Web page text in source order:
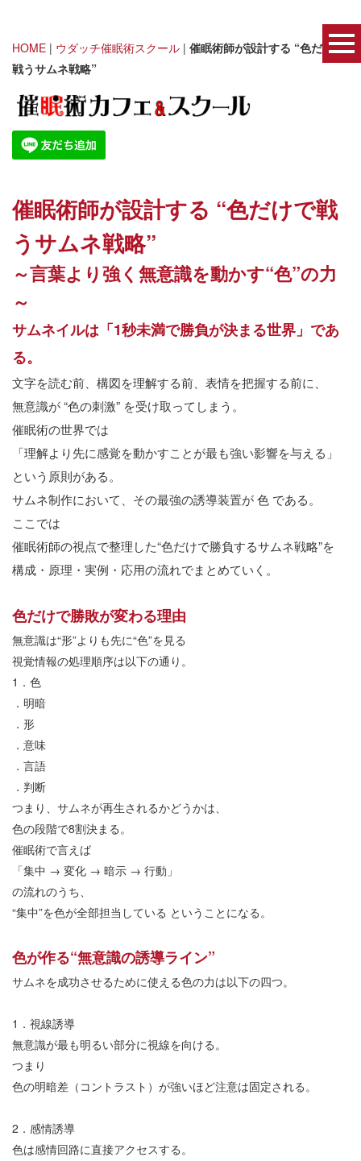
HOME | ウダッチ催眠術スクール | 催眠術師が設計する “色だけで
戦うサムネ戦略”
催眠術師が設計する “色だけで戦
うサムネ戦略”
～言葉より強く無意識を動かす“色”の力
～
サムネイルは「1秒未満で勝負が決まる世界」であ
る。
文字を読む前、構図を理解する前、表情を把握する前に、
無意識が“色の刺激” を受け取ってしまう。
催眠術の世界では
「理解より先に感覚を動かすことが最も強い影響を与える」
という原則がある。
サムネ制作において、その最強の誘導装置が色 である。
ここでは
催眠術師の視点で整理した“色だけで勝負するサムネ戦略”を
構成・原理・実例・応用の流れでまとめていく。
色だけで勝敗が変わる理由
無意識は“形”よりも先に“色”を見る
視覚情報の処理順序は以下の通り。
1 ．色
．明暗
．形
．意味
．言語
．判断
つまり、サムネが再生されるかどうかは、
色の段階で8割決まる。
催眠術で言えば
「集中 → 変化 → 暗示 → 行動」
の流れのうち、
“集中”を色が全部担当している ということになる。
色が作る“無意識の誘導ライン”
サムネを成功させるために使える色の力は以下の四つ。
1 ．視線誘導
無意識が最も明るい部分に視線を向ける。
つまり
色の明暗差（コントラスト）が強いほど注意は固定される。
2 ．感情誘導
色は感情回路に直接アクセスする。